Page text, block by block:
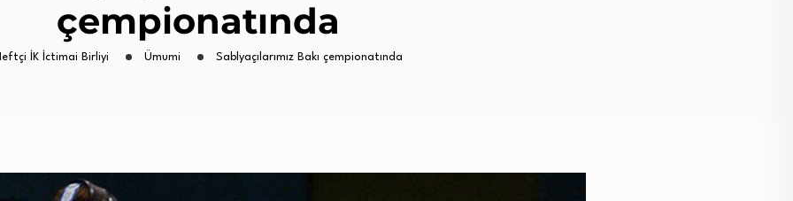
çempionatında
İK İctimai Birliyi Ümumi Sablyaçılarımız Bakı çempionatında